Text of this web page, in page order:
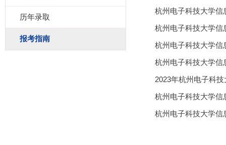
历年录取
报考指南
杭州电子科技大学信
杭州电子科技大学信
杭州电子科技大学信
杭州电子科技大学信
2023年杭州电子科
杭州电子科技大学信
杭州电子科技大学信